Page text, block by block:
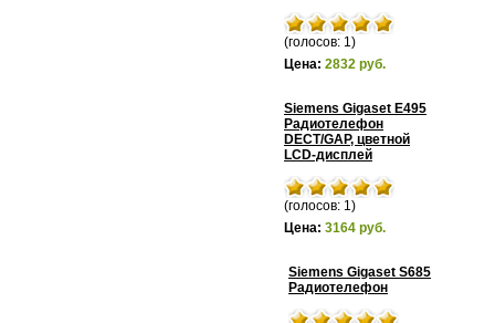
(голосов: 1)
Цена: 2832 руб.
Siemens Gigaset E495
Радиотелефон
DECT/GAP, цветной
LCD-дисплей
(голосов: 1)
Цена: 3164 руб.
Siemens Gigaset S685
Радиотелефон